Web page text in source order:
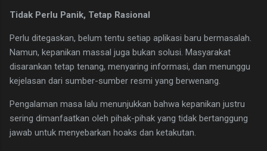
Tidak Perlu Panik, Tetap Rasional
Perlu ditegaskan, belum tentu setiap aplikasi baru bermasalah.
Namun, kepanikan massal juga bukan solusi. Masyarakat
disarankan tetap tenang, menyaring informasi, dan menunggu
kejelasan dari sumber-sumber resmi yang berwenang.
Pengalaman masa lalu menunjukkan bahwa kepanikan justru
sering dimanfaatkan oleh pihak-pihak yang tidak bertanggung
jawab untuk menyebarkan hoaks dan ketakutan.